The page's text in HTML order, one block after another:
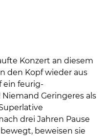
Konzert an diesem
den Kopf wieder aus
ein feurig-
Geringeres als
drei Jahren Pause
beweisen sie